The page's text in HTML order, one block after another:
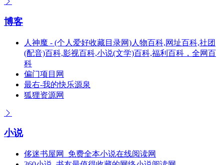
博客
人神魔 - (个人爱好收藏目录网)人物百科,网址百科,社团
(配音)百科,影视百科,小说(文学)百科,福利百科，全网百
科
偏门项目网
最右-我的快乐源泉
狐狸资源网
小说
侈迷书屋网_免费全本小说在线阅读网